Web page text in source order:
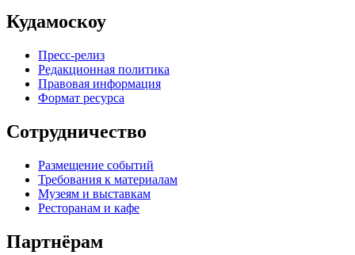
Кудамоскоу
Пресс-релиз
Редакционная политика
Правовая информация
Формат ресурса
Сотрудничество
Размещение событий
Требования к материалам
Музеям и выставкам
Ресторанам и кафе
Партнёрам